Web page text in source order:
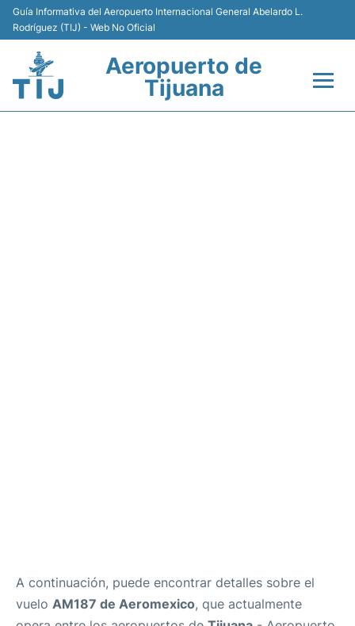
Guía Informativa del Aeropuerto Internacional General Abelardo L.
Rodríguez (TIJ) - Web No Oficial
Aeropuerto de
Tijuana
A continuación, puede encontrar detalles sobre el
vuelo AM187 de Aeromexico, que actualmente